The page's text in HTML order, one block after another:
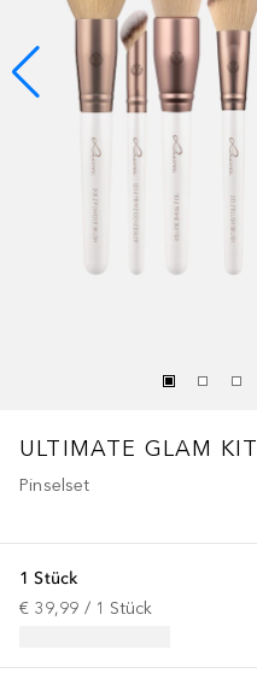
ULTIMATE GLAM KIT
Pinselset
1 Stück
€ 39,99 / 1 Stück